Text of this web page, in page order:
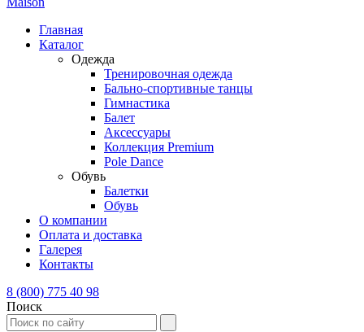
Главная
Каталог
Одежда
Тренировочная одежда
Бально-спортивные танцы
Гимнастика
Балет
Аксессуары
Коллекция Premium
Pole Dance
Обувь
Балетки
Обувь
О компании
Оплата и доставка
Галерея
Контакты
8 (800) 775 40 98
Поиск